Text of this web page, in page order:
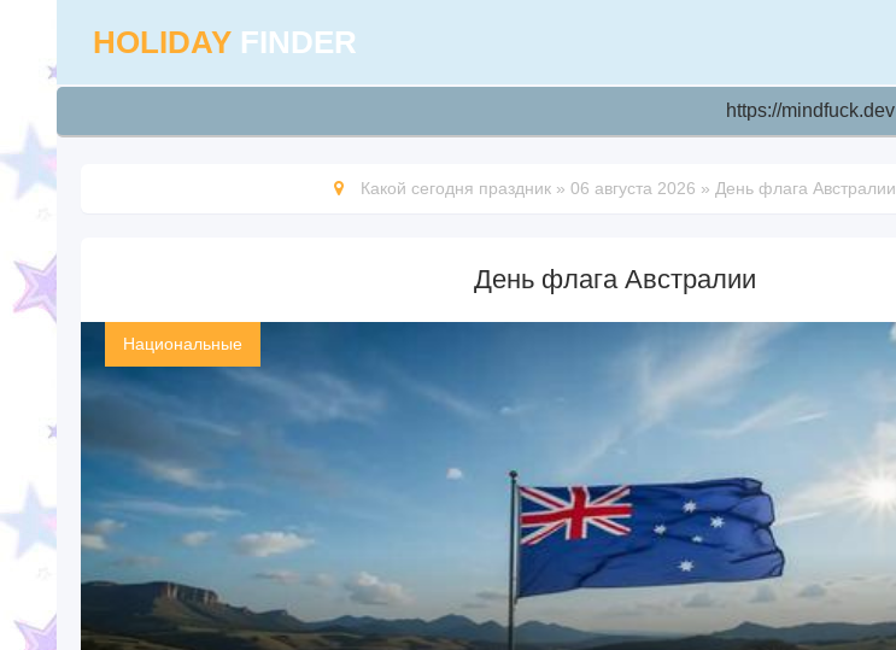
HOLIDAY FINDER
https://mindfuck.dev
Какой сегодня праздник » 06 августа 2026 » День флага Австралии
День флага Австралии
Национальные